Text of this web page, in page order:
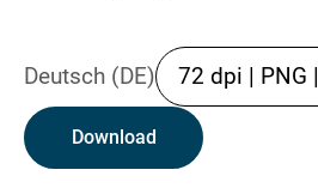
Deutsch (DE) 72 dpi | PNG |
Download